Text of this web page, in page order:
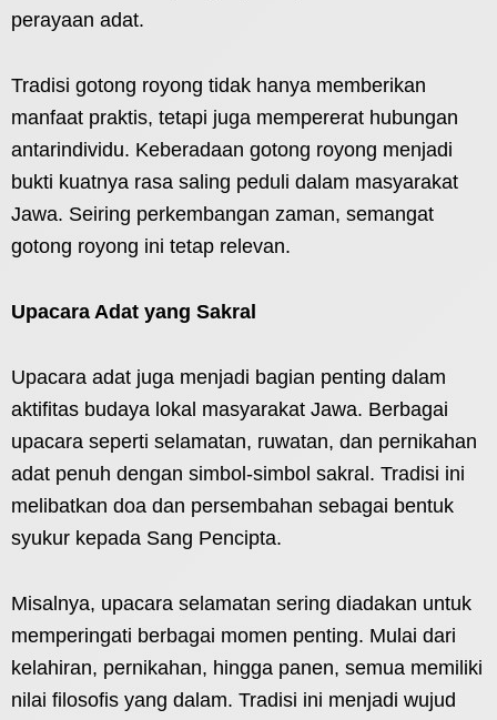
perayaan adat.
Tradisi gotong royong tidak hanya memberikan
manfaat praktis, tetapi juga mempererat hubungan
antarindividu. Keberadaan gotong royong menjadi
bukti kuatnya rasa saling peduli dalam masyarakat
Jawa. Seiring perkembangan zaman, semangat
gotong royong ini tetap relevan.
Upacara Adat yang Sakral
Upacara adat juga menjadi bagian penting dalam
aktifitas budaya lokal masyarakat Jawa. Berbagai
upacara seperti selamatan, ruwatan, dan pernikahan
adat penuh dengan simbol-simbol sakral. Tradisi ini
melibatkan doa dan persembahan sebagai bentuk
syukur kepada Sang Pencipta.
Misalnya, upacara selamatan sering diadakan untuk
memperingati berbagai momen penting. Mulai dari
kelahiran, pernikahan, hingga panen, semua memiliki
nilai filosofis yang dalam. Tradisi ini menjadi wujud